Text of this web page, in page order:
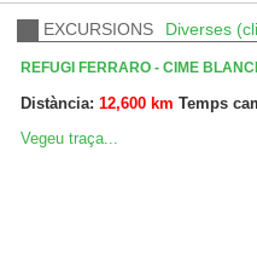
EXCURSIONS Diverses
REFUGI FERRARO - CIME
Distància: 12,600 km Temps
Vegeu traça...